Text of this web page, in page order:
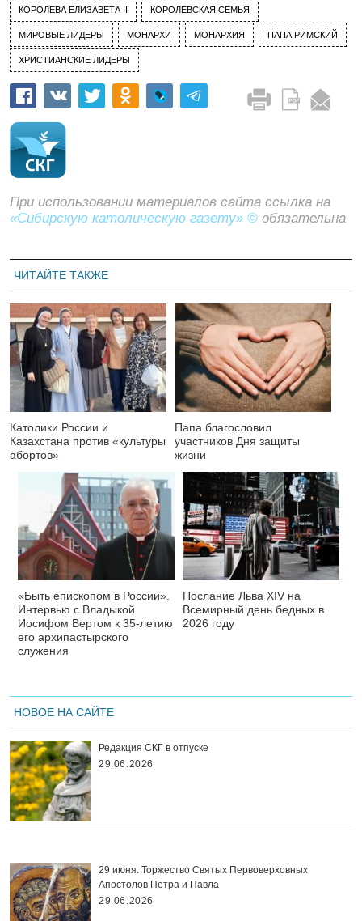
КОРОЛЕВА ЕЛИЗАВЕТА II КОРОЛЕВСКАЯ СЕМЬЯ
МИРОВЫЕ ЛИДЕРЫ МОНАРХИ МОНАРХИЯ ПАПА РИМСКИЙ
ХРИСТИАНСКИЕ ЛИДЕРЫ
При использовании материалов сайта ссылка на
«Сибирскую католическую газету» © обязательна
ЧИТАЙТЕ ТАКЖЕ
Католики России и
Казахстана против «культуры
абортов»
Папа благословил
участников Дня защиты
жизни
«Быть епископом в России».
Интервью с Владыкой
Иосифом Вертом к 35-летию
его архипастырского
служения
Послание Льва XIV на
Всемирный день бедных в
2026 году
НОВОЕ НА САЙТЕ
Редакция СКГ в отпуске
29.06.2026
29 июня. Торжество Святых Первоверховных
Апостолов Петра и Павла
29.06.2026